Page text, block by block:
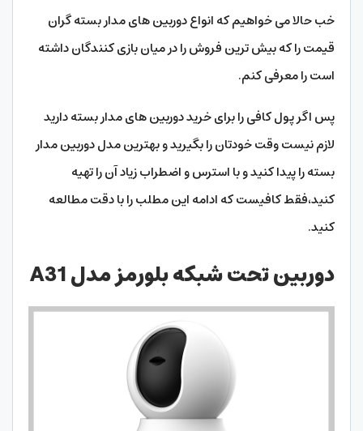
خب حالا می خواهیم که انواع دوربین های مدار بسته گران
قیمت را که بیش ترین فروش را در میان بازی کنندگان داشته
است را معرفی کنم.
پس اگر پول کافی را برای خرید دوربین های مدار بسته دارید
لازم نیست وقت خودتان را بگیرید و بهترین مدل دوربین مدار
بسته را پیدا کنید و با استرس و اضطراب زیاد آن را تهیه
کنید،فقط کافیست که ادامه این مطلب را با دقت مطالعه
کنید.
دوربین تحت شبکه بلورمز مدل A31